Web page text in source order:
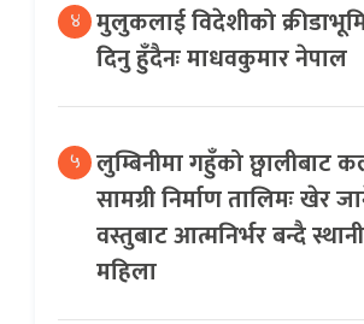
४ मुलुकलाई विदेशीको
दिनु हुँदैनः माधवकुमार नेपाल
५ लुम्बिनीमा गहुँको छ्वालीबाट
सामग्री निर्माण तालिमः खेर
वस्तुबाट आत्मनिर्भर बन्दै
महिला